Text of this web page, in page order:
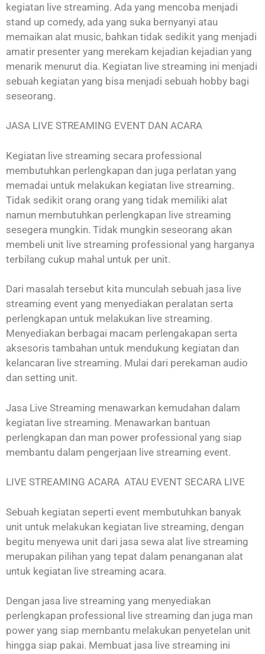
kegiatan live streaming. Ada yang mencoba menjadi
stand up comedy, ada yang suka bernyanyi atau
memaikan alat music, bahkan tidak sedikit yang menjadi
amatir presenter yang merekam kejadian kejadian yang
menarik menurut dia. Kegiatan live streaming ini menjadi
sebuah kegiatan yang bisa menjadi sebuah hobby bagi
seseorang.
JASA LIVE STREAMING EVENT DAN ACARA
Kegiatan live streaming secara professional
membutuhkan perlengkapan dan juga perlatan yang
memadai untuk melakukan kegiatan live streaming.
Tidak sedikit orang orang yang tidak memiliki alat
namun membutuhkan perlengkapan live streaming
sesegera mungkin. Tidak mungkin seseorang akan
membeli unit live streaming professional yang harganya
terbilang cukup mahal untuk per unit.
Dari masalah tersebut kita munculah sebuah jasa live
streaming event yang menyediakan peralatan serta
perlengkapan untuk melakukan live streaming.
Menyediakan berbagai macam perlengakapan serta
aksesoris tambahan untuk mendukung kegiatan dan
kelancaran live streaming. Mulai dari perekaman audio
dan setting unit.
Jasa Live Streaming menawarkan kemudahan dalam
kegiatan live streaming. Menawarkan bantuan
perlengkapan dan man power professional yang siap
membantu dalam pengerjaan live streaming event.
LIVE STREAMING ACARA ATAU EVENT SECARA LIVE
Sebuah kegiatan seperti event membutuhkan banyak
unit untuk melakukan kegiatan live streaming, dengan
begitu menyewa unit dari jasa sewa alat live streaming
merupakan pilihan yang tepat dalam penanganan alat
untuk kegiatan live streaming acara.
Dengan jasa live streaming yang menyediakan
perlengkapan professional live streaming dan juga man
power yang siap membantu melakukan penyetelan unit
hingga siap pakai. Membuat jasa live streaming ini